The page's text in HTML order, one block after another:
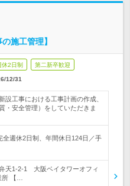
施工管理】
休2日制 第二新卒歓迎
12/31
設工事における工事計画の作成、
・安全管理）をしていただきま
週休2日制、年間休日124日／手
天1-2-1 大阪ベイタワーオフィ
所 【…